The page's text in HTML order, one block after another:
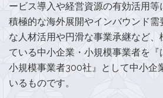
ービス導入や経営資源の有効活用等
積極的な海外展開やインバウンド需
な人材活用や円滑な事業承継など、
ている中小企業・小規模事業者を『
小規模事業者300社』として中小企
いるものです。